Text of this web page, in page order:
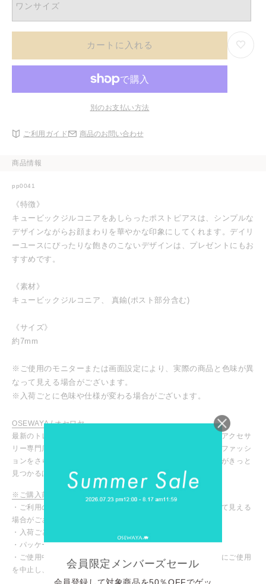
ワンサイズ
カートに入れる
別のお支払い方法
ご利用ガイド 商品のお問い合わせ
商品情報
pp0041
《特徴》
キュービックジルコニアをあしらったポストピアスは、シンプルな
デザインながらお顔まわりを華やかな印象にしてくれます。デイリ
ーユースにぴったりな飽きのこないデザインは、プレゼントにもお
すすめです。
《素材》
キュービックジルコニア、 真鍮(ポスト部分含む)
《サイズ》
約7mm
※ご使用のモニターまたは画面設定により、実際の商品と色味が異
なって見える場合がございます。
※入荷ごとに色味や仕様が変わる場合がございます。
OSEWAYA / オセワヤ
最新のトレンドアイテムからマストなデイリーアイテムまで、アクセサ
リー専門店ならではの豊富な商品ラインナップ！お気に入りのファッシ
ョンをさらに引き立ててくれる、あなたにピッタリのアイテムがきっと
見つかるはず！
※ご購入前に必ずご確認ください
・ご利用のモニターや設定により、実際の商品と色味が異なって見える
場合がございます。
・入荷ごとに色味や仕様が変わる場合がございます。
・パッケージや台紙等が変わる場合がございます。
・ご使用中、皮膚にかゆみや腫れなど異常を感じた場合は直ちにご使用
を中止し、専門医にご相談ください。
会員限定メンバーズセール